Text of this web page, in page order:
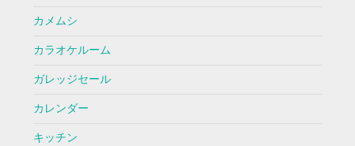
カメムシ
カラオケルーム
ガレッジセール
カレンダー
キッチン